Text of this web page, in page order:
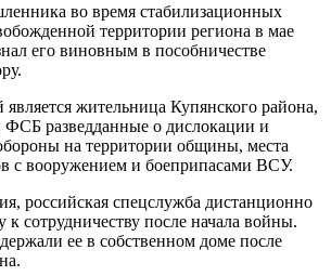
во время стабилизационных
территории региона в мае
его виновным в пособничестве
жительница Купянского района,
ФСБ разведданные о дислокации и
на территории общины, места
с вооружением и боеприпасами ВСУ.
российская спецслужба дистанционно
сотрудничеству после начала войны.
ее в собственном доме после